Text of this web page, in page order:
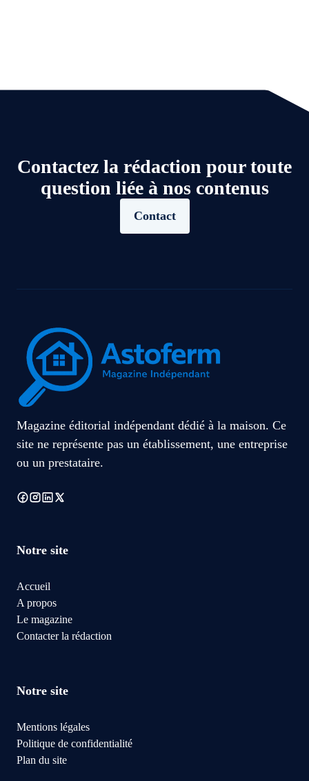
Contactez la rédaction pour toute
question liée à nos contenus
Contact
Magazine éditorial indépendant dédié à la maison. Ce
site ne représente pas un établissement, une entreprise
ou un prestataire.
Notre site
Accueil
A propos
Le magazine
Contacter la rédaction
Notre site
Mentions légales
Politique de confidentialité
Plan du site